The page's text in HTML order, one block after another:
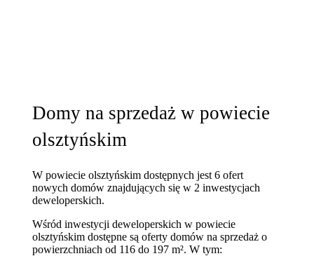
Domy na sprzedaż w powiecie
olsztyńskim
W powiecie olsztyńskim dostępnych jest 6 ofert
nowych domów znajdujących się w 2 inwestycjach
deweloperskich.
Wśród inwestycji deweloperskich w powiecie
olsztyńskim dostępne są oferty domów na sprzedaż o
powierzchniach od 116 do 197 m². W tym: